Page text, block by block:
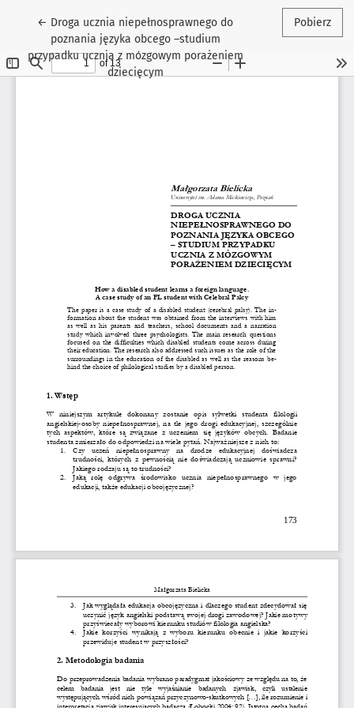
← Wróć do szczegółów artykułu
Droga ucznia niepełnosprawnego do
poznania języka obcego –studium
przypadku ucznia z mózgowym porażeniem
dziecięcym
Pobierz